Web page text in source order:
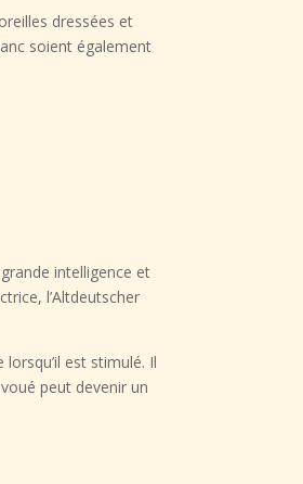
dressées et
soient également
intelligence et
l’Altdeutscher
est stimulé. Il
peut devenir un